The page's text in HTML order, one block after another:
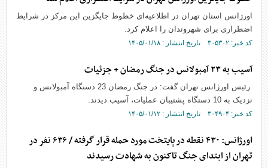
اورژانس استان تهران در اطلاعیه‌ای خطوط جایگزین این مرکز در شرایط
اضطراری برای شهروندان را اعلام کرد.
کد خبر: ۳۰۵۳۰۲ تاریخ انتشار : ۱۴۰۵/۰۱/۱۸
آسیب به ۲۳ آمبولانس در جنگ رمضان + جزئیات
رئیس اورژانس تهران گفت: در جنگ رمضان 23 دستگاه‌ آمبولانس و
نزدیک به 10 دستگاه پشتیبان عملیات، آسیب دیدند.
کد خبر: ۳۰۴۹۰۴ تاریخ انتشار : ۱۴۰۵/۰۱/۱۲
اورژانس: ۴۳۰ نقطه در پایتخت مورد حمله قرار گرفته / ۶۳۶ نفر در
تهران از ابتدای جنگ تاکنون به شهادت رسیدند